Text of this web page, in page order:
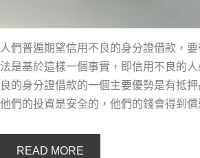
人們普遍期望信用不良的身分證借款，
法是基於這樣一個事實，即信用不良的
良的身分證借款的一個主要優勢是有抵
他們的投資是安全的，他們的錢會得到償
READ MORE